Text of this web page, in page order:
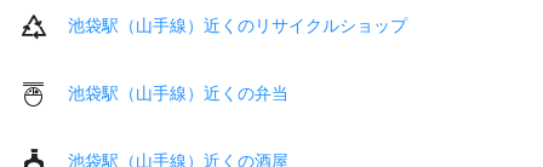
池袋駅（山手線）近くのリサイクルショップ
池袋駅（山手線）近くの弁当
池袋駅（山手線）近くの酒屋